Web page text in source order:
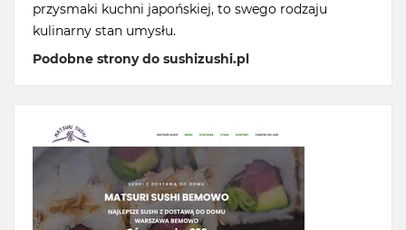
przysmaki kuchni japońskiej, to swego rodzaju
kulinarny stan umysłu.
Podobne strony do sushizushi.pl